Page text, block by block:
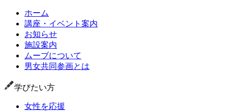
ホーム
講座・イベント案内
お知らせ
施設案内
ムーブについて
男女共同参画とは
学びたい方
女性を応援